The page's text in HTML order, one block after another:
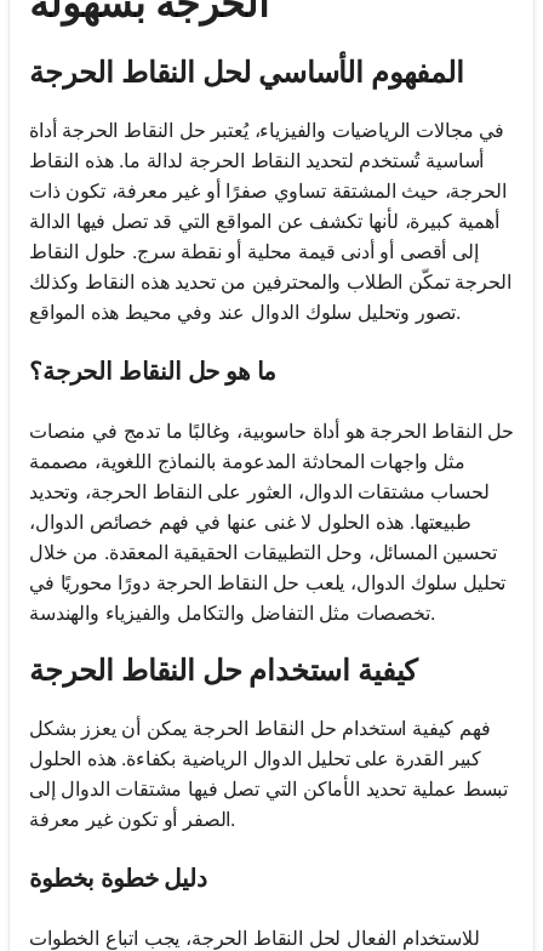
المفهوم الأساسي لحل النقاط الحرجة
في مجالات الرياضيات والفيزياء، يُعتبر حل النقاط الحرجة أداة
أساسية تُستخدم لتحديد النقاط الحرجة لدالة ما. هذه النقاط
الحرجة، حيث المشتقة تساوي صفرًا أو غير معرفة، تكون ذات
أهمية كبيرة، لأنها تكشف عن المواقع التي قد تصل فيها الدالة
إلى أقصى أو أدنى قيمة محلية أو نقطة سرج. حلول النقاط
الحرجة تمكّن الطلاب والمحترفين من تحديد هذه النقاط وكذلك
تصور وتحليل سلوك الدوال عند وفي محيط هذه المواقع.
ما هو حل النقاط الحرجة؟
حل النقاط الحرجة هو أداة حاسوبية، وغالبًا ما تدمج في منصات
مثل واجهات المحادثة المدعومة بالنماذج اللغوية، مصممة
لحساب مشتقات الدوال، العثور على النقاط الحرجة، وتحديد
طبيعتها. هذه الحلول لا غنى عنها في فهم خصائص الدوال،
تحسين المسائل، وحل التطبيقات الحقيقية المعقدة. من خلال
تحليل سلوك الدوال، يلعب حل النقاط الحرجة دورًا محوريًا في
تخصصات مثل التفاضل والتكامل والفيزياء والهندسة.
كيفية استخدام حل النقاط الحرجة
فهم كيفية استخدام حل النقاط الحرجة يمكن أن يعزز بشكل
كبير القدرة على تحليل الدوال الرياضية بكفاءة. هذه الحلول
تبسط عملية تحديد الأماكن التي تصل فيها مشتقات الدوال إلى
الصفر أو تكون غير معرفة.
دليل خطوة بخطوة
للاستخدام الفعال لحل النقاط الحرجة، يجب اتباع الخطوات